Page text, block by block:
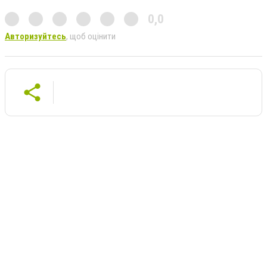
0,0
Авторизуйтесь, щоб оцінити